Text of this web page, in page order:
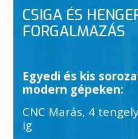
CSIGA ÉS
FORGALMAZÁS
Egyedi és kis
modern gépeken:
CNC Marás, 4
ig